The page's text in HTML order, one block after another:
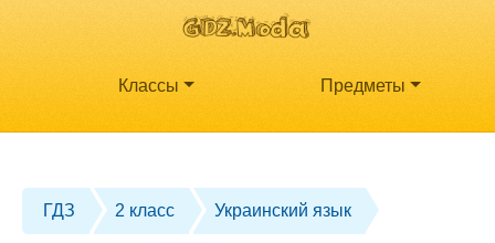
Классы Предметы
ГДЗ 2 класс Украинский язык